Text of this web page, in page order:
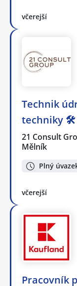
včerejší
Technik
techniky 🛠️
21 Consult
Mělník
Plný
včerejší
Pracovník